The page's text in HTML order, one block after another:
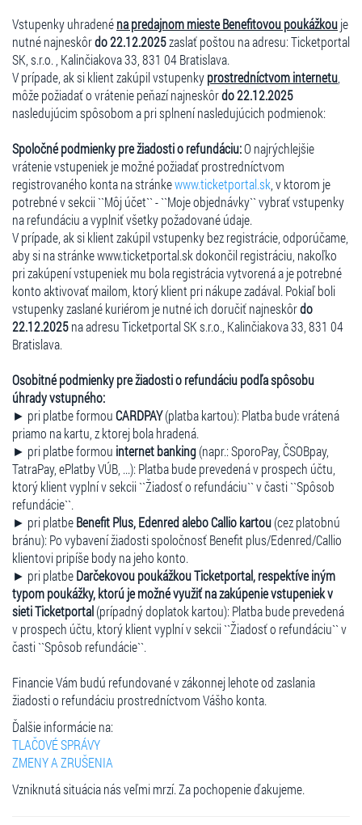
Vstupenky uhradenéna predajnom mieste Benefitovou poukážkouje
nutné najneskôrdo 22.12.2025zaslať poštou na adresu: Ticketportal
SK, s.r.o. , Kalinčiakova 33, 831 04 Bratislava.
V prípade, ak si klient zakúpil vstupenkyprostredníctvom internetu
môže požiadať o vrátenie peňazí najneskôrdo 22.12.2025
nasledujúcim spôsobom a pri splnení nasledujúcich podmienok:
Spoločné podmienky pre žiadosti o refundáciu:O najrýchlejšie
vrátenie vstupeniek je možné požiadať prostredníctvom
registrovaného konta na stránkewww.ticketportal.sk , v ktorom je
potrebné v sekcii ``Môj účet`` - ``Moje objednávky`` vybrať vstupenky
na refundáciu a vyplniť všetky požadované údaje.
V prípade, ak si klient zakúpil vstupenky bez registrácie, odporúčame,
aby si na stránke www.ticketportal.sk dokončil registráciu, nakoľko
pri zakúpení vstupeniek mu bola registrácia vytvorená a je potrebné
konto aktivovať mailom, ktorý klient pri nákupe zadával. Pokiaľ boli
vstupenky zaslané kuriérom je nutné ich doručiť najneskôrdo
22.12.2025na adresu Ticketportal SK s.r.o., Kalinčiakova 33, 831 04
Bratislava.
Osobitné podmienky pre žiadosti o refundáciu podľa spôsobu
úhrady vstupného:
► pri platbe formouCARDPAY(platba kartou): Platba bude vrátená
priamo na kartu, z ktorej bola hradená.
► pri platbe formou internet banking(napr.: SporoPay, ČSOBpay,
TatraPay, ePlatby VÚB, ...): Platba bude prevedená v prospech účtu,
ktorý klient vyplní v sekcii ``Žiadosť o refundáciu`` v časti ``Spôsob
refundácie``.
► pri platbeBenefit Plus, Edenred alebo Callio kartou(cez platobnú
bránu): Po vybavení žiadosti spoločnosť Benefit plus/Edenred/Callio
klientovi pripíše body na jeho konto.
► pri platbeDarčekovou poukážkou Ticketportal, respektíve iným
typom poukážky, ktorú je možné využiť na zakúpenie vstupeniek v
sieti Ticketportal(prípadný doplatok kartou): Platba bude prevedená
v prospech účtu, ktorý klient vyplní v sekcii ``Žiadosť o refundáciu`` v
časti ``Spôsob refundácie``.
Financie Vám budú refundované v zákonnej lehote od zaslania
žiadosti o refundáciu prostredníctvom Vášho konta.
Ďalšie informácie na:
TLAČOVÉ SPRÁVY
ZMENY A ZRUŠENIA
Vzniknutá situácia nás veľmi mrzí. Za pochopenie ďakujeme.